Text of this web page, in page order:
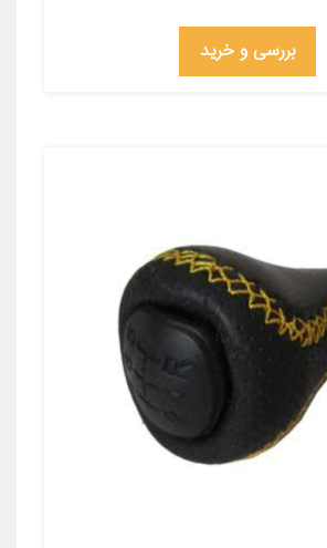
بررسی و خرید